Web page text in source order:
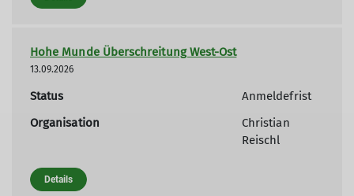
Hohe Munde Überschreitung West-Ost
13.09.2026
Status
Anmeldefrist
Organisation
Christian
Reischl
Details